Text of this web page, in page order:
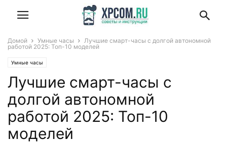
Домой Умные часы
Лучшие смарт-часы с долгой автономной
работой 2025: Топ-10 моделей
Умные часы
Лучшие смарт-часы с
долгой автономной
работой 2025: Топ-10
моделей